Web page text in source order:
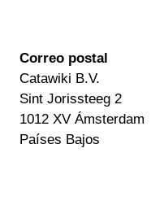
Correo postal
Catawiki B.V.
Sint Jorissteeg 2
1012 XV Ámsterdam
Países Bajos